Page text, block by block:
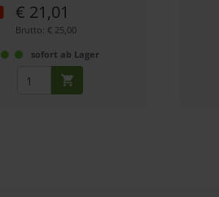
€ 21,01
Brutto: € 25,00
sofort ab Lager